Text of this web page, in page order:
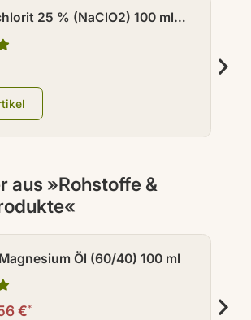
25 % (NaClO2) 100 ml
aus »Rohstoffe &
Öl (60/40) 100 ml
€*